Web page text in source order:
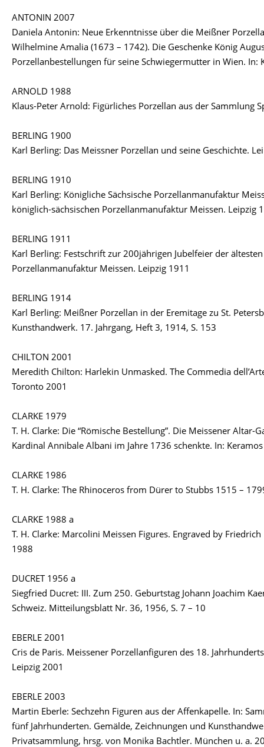
ANTONIN 2007
Daniela Antonin: Neue Erkenntnisse über die Meißner
Wilhelmine Amalia (1673 – 1742). Die Geschenke König
Porzellanbestellungen für seine Schwiegermutter in Wien. In:
ARNOLD 1988
Klaus-Peter Arnold: Figürliches Porzellan aus der Sammlung
BERLING 1900
Karl Berling: Das Meissner Porzellan und seine Geschichte.
BERLING 1910
Karl Berling: Königliche Sächsische Porzellanmanufaktur
königlich-sächsischen Porzellanmanufaktur Meissen. Leipzig
BERLING 1911
Karl Berling: Festschrift zur 200jährigen Jubelfeier der
Porzellanmanufaktur Meissen. Leipzig 1911
BERLING 1914
Karl Berling: Meißner Porzellan in der Eremitage zu St.
Kunsthandwerk. 17. Jahrgang, Heft 3, 1914, S. 153
CHILTON 2001
Meredith Chilton: Harlekin Unmasked. The Commedia
Toronto 2001
CLARKE 1979
T. H. Clarke: Die “Römische Bestellung”. Die Meissener Altar-
Kardinal Annibale Albani im Jahre 1736 schenkte. In:
CLARKE 1986
T. H. Clarke: The Rhinoceros from Dürer to Stubbs 1515 –
CLARKE 1988 a
T. H. Clarke: Marcolini Meissen Figures. Engraved by
1988
DUCRET 1956 a
Siegfried Ducret: III. Zum 250. Geburtstag Johann Joachim
Schweiz. Mitteilungsblatt Nr. 36, 1956, S. 7 – 10
EBERLE 2001
Cris de Paris. Meissener Porzellanfiguren des 18.
Leipzig 2001
EBERLE 2003
Martin Eberle: Sechzehn Figuren aus der Affenkapelle. In:
fünf Jahrhunderten. Gemälde, Zeichnungen und
Privatsammlung, hrsg. von Monika Bachtler. München u. a.